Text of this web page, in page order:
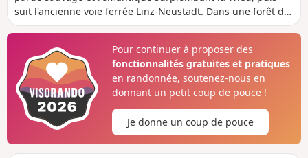
suit l'ancienne voie ferrée Linz-Neustadt. Dans une forêt de
feuillus, on monte jusqu'à Rüddel, où on peut profiter d'une
Hammerhof et continue à travers la vallée du Pfaffenbach.
En longeant le Windhagenerbach, on arrive à Windhagen
avec sa belle église Saint-Barthélemy. La balade se termine
à Rottbitze.
Pour continuer à proposer des
fonctionnalités gratuites et pratiques
en randonnée, soutenez-nous en
donnant un petit coup de pouce !
Je donne un coup de pouce